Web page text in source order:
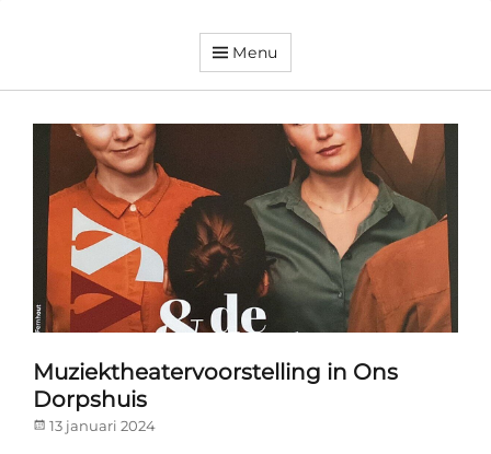
DorpsverenigingMenu
Muziektheatervoorstelling in Ons
Dorpshuis
Posted
13 januari 2024